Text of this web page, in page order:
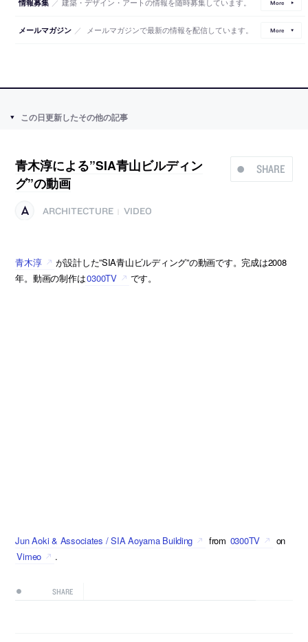
情報募集 ／ 建築・デザイン・アートの情報を随時募集しています。 More
メールマガジン ／ メールマガジンで最新の情報を配信しています。 More
この日更新したその他の記事
SHARE
青木淳による”SIA青山ビルディン
グ”の動画
ARCHITECTURE VIDEO
青木淳
が設計した”SIA青山ビルディング”の動画です。完成は2008
年。動画の制作は0300TV です。
Jun Aoki & Associates / SIA Aoyama Building from 0300TV
on
Vimeo
.
SHARE